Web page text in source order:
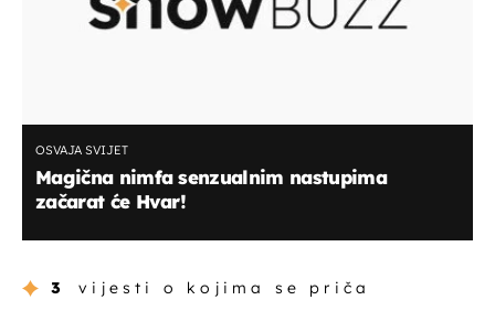
OSVAJA SVIJET
Magična nimfa senzualnim nastupima
začarat će Hvar!
3 vijesti o kojima se priča